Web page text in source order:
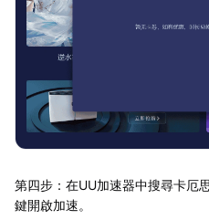
第四步：在UU加速器中搜尋卡厄
鍵開啟加速。